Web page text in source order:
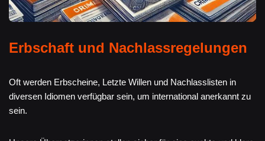
Erbschaft und Nachlassregelungen
Oft werden Erbscheine, Letzte Willen und Nachlasslisten in
diversen Idiomen verfügbar sein, um international anerkannt zu
sein.